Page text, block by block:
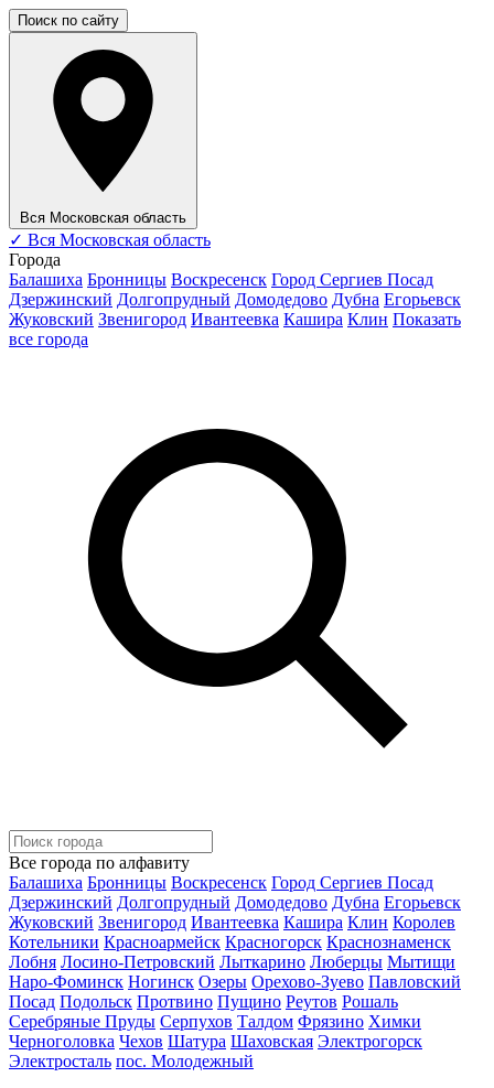
Поиск по сайту
Вся Московская область
✓ Вся Московская область
Города
Балашиха Бронницы Воскресенск Город Сергиев Посад
Дзержинский Долгопрудный Домодедово Дубна Егорьевск
Жуковский Звенигород Ивантеевка Кашира Клин Показать
все города
Все города по алфавиту
Балашиха Бронницы Воскресенск Город Сергиев Посад
Дзержинский Долгопрудный Домодедово Дубна Егорьевск
Жуковский Звенигород Ивантеевка Кашира Клин Королев
Котельники Красноармейск Красногорск Краснознаменск
Лобня Лосино-Петровский Лыткарино Люберцы Мытищи
Наро-Фоминск Ногинск Озеры Орехово-Зуево Павловский
Посад Подольск Протвино Пущино Реутов Рошаль
Серебряные Пруды Серпухов Талдом Фрязино Химки
Черноголовка Чехов Шатура Шаховская Электрогорск
Электросталь пос. Молодежный